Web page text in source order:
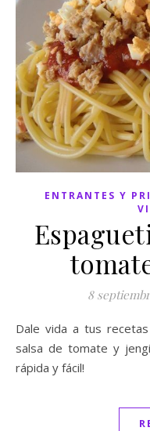
ENTRANTES Y
8
Dale vida a tus recetas de pasta, estos Espaguetis con
salsa de tomate y
rápida y fácil!